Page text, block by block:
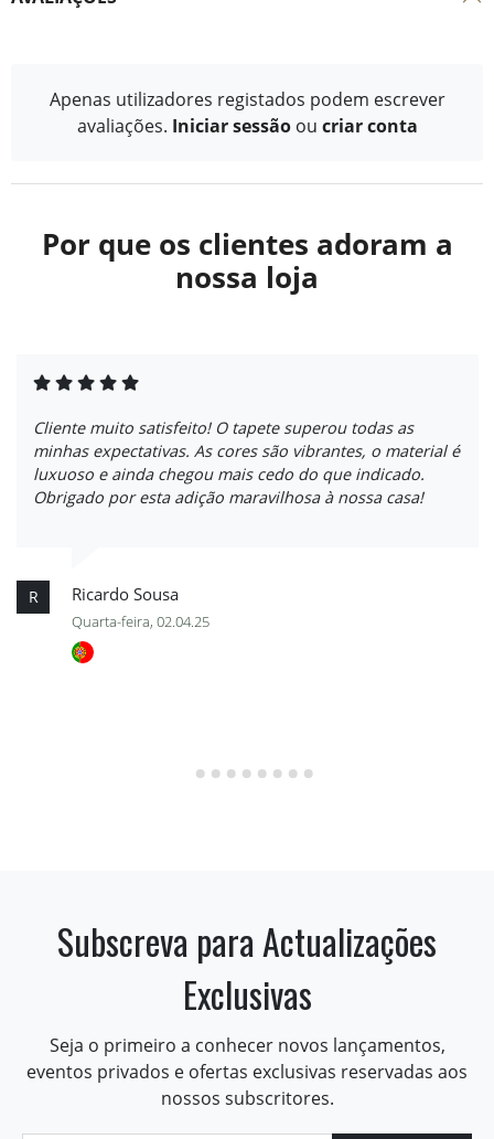
Apenas utilizadores registados podem escrever
avaliações. Iniciar sessão ou criar conta
Por que os clientes adoram a
nossa loja
Cliente muito satisfeito! O tapete superou todas as
minhas expectativas. As cores são vibrantes, o material é
luxuoso e ainda chegou mais cedo do que indicado.
Obrigado por esta adição maravilhosa à nossa casa!
R Ricardo Sousa
Quarta-feira, 02.04.25
Subscreva para Actualizações
Exclusivas
Seja o primeiro a conhecer novos lançamentos,
eventos privados e ofertas exclusivas reservadas aos
nossos subscritores.